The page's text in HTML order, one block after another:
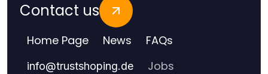
Contact us
Home Page News FAQs
info@trustshoping.de Jobs